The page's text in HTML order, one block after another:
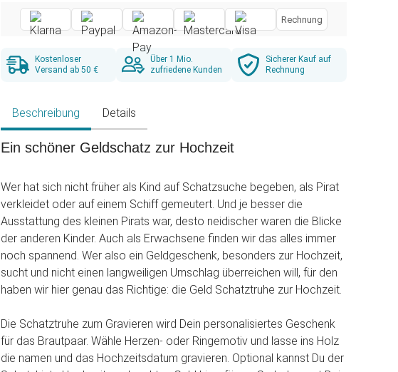
Rechnung
Kostenloser
Versand ab 50 €
Über 1 Mio.
zufriedene Kunden
Sicherer Kauf auf
Rechnung
Beschreibung Details
Ein schöner Geldschatz zur Hochzeit
Wer hat sich nicht früher als Kind auf Schatzsuche begeben, als Pirat
verkleidet oder auf einem Schiff gemeutert. Und je besser die
Ausstattung des kleinen Pirats war, desto neidischer waren die Blicke
der anderen Kinder. Auch als Erwachsene finden wir das alles immer
noch spannend. Wer also ein Geldgeschenk, besonders zur Hochzeit,
sucht und nicht einen langweiligen Umschlag überreichen will, für den
haben wir hier genau das Richtige: die Geld Schatztruhe zur Hochzeit.
Die Schatztruhe zum Gravieren wird Dein personalisiertes Geschenk
für das Brautpaar. Wähle Herzen- oder Ringemotiv und lasse ins Holz
die namen und das Hochzeitsdatum gravieren. Optional kannst Du der